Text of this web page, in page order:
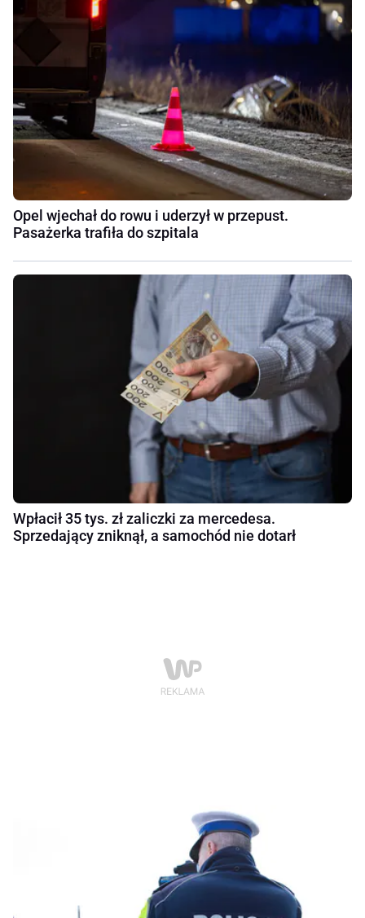
Opel wjechał do rowu i uderzył w przepust.
Pasażerka trafiła do szpitala
Wpłacił 35 tys. zł zaliczki za mercedesa.
Sprzedający zniknął, a samochód nie dotarł